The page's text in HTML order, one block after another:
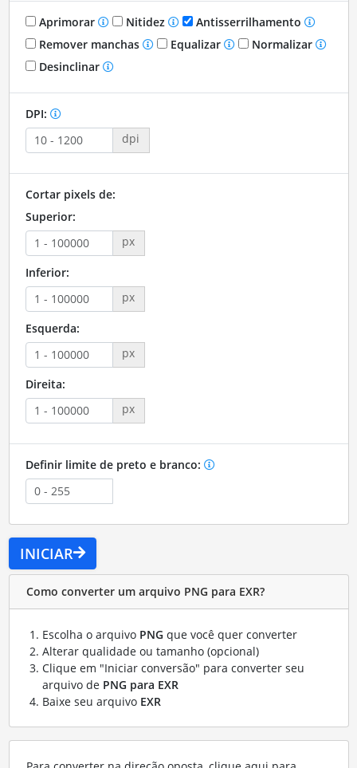
Aprimorar Nitidez
Antisserrilhamento
Remover manchas
Equalizar
Normalizar
Desinclinar
DPI:
dpi
Cortar pixels de:
Superior:
px
Inferior:
px
Esquerda:
px
Direita:
px
Definir limite de preto e branco:
INICIAR
Como converter um arquivo PNG para EXR?
Escolha o arquivo PNG que você quer converter
Alterar qualidade ou tamanho (opcional)
Clique em "Iniciar conversão" para converter seu
arquivo de PNG para EXR
Baixe seu arquivo EXR